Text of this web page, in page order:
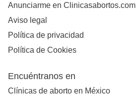
Anunciarme en Clinicasabortos.com
Aviso legal
Política de privacidad
Política de Cookies
Encuéntranos en
Clínicas de aborto en México